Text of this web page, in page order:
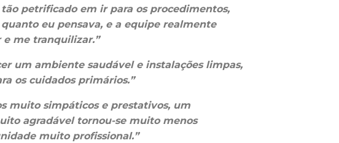
petrificado em ir para os procedimentos,
eu pensava, e a equipe realmente
me tranquilizar.”
um ambiente saudável e instalações limpas,
os cuidados primários.”
muito simpáticos e prestativos, um
agradável tornou-se muito menos
muito profissional.”